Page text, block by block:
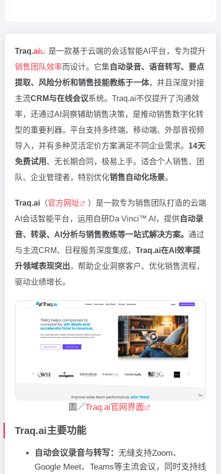
Traq.ai
是一款基于云端的会话智能AI平台，专为提升
销售团队效率而设计。它集自动录音、语音转写、要点
提取、风险分析和销售技能教练于一体，并且深度对接
主流CRM与在线会议系统。Traq.ai不仅提升了沟通效
率，还通过AI洞察辅助销售决策，是推动销售数字化转
型的重要利器。平台支持多终端、移动端、外部音视频
导入，并有多种灵活定价方案满足不同企业需求。 14天
免费试用 、无长期合同，极易上手。适合个人销售、团
队、企业管理者，特别优化销售自动化场景。
Traq.ai （官方网址
）是一款专为销售团队打造的云端
AI会话智能平台，运用自研Da Vinci™ AI，提供自动录
音、转录、AI分析与销售教练等一站式解决方案。 通过
与主流CRM、日程服务深度集成， Traq.ai在AI效率提
升领域表现突出，帮助企业洞察客户、优化销售流程，
驱动业绩增长。
圖／Traq.ai官网界面
Traq.ai主要功能
自动会议录音与转写： 无缝支持Zoom、
Google Meet、Teams等主流会议，同时支持线